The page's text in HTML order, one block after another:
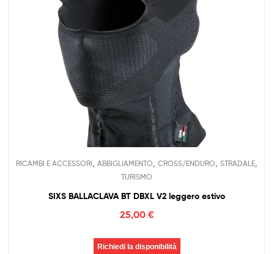
RICAMBI E ACCESSORI ABBIGLIAMENTO CROSS/ENDURO STRADALE
TURISMO
SIXS BALLACLAVA BT DBXL V2 leggero estivo
25,00 €
Richiedi la disponibilità